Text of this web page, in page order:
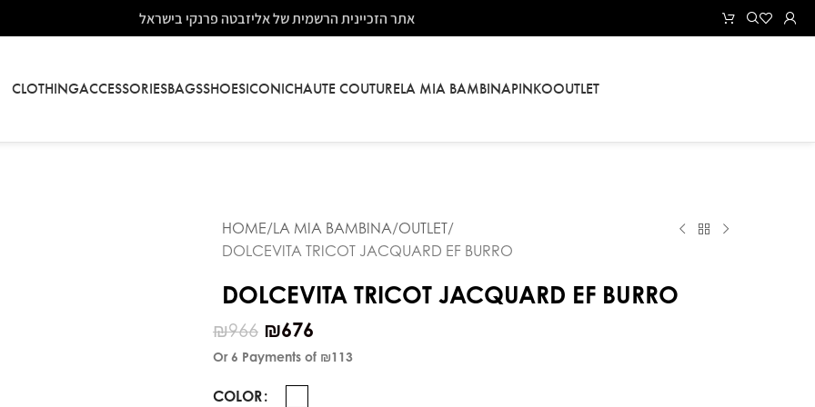
אתר הזכיינית הרשמית של אליזבטה פרנקי בישראל
CLOTHINGACCESSORIESBAGSSHOESICONICHAUTE COUTURELA MIA BAMBINAPINKOOUTLET
HOME LA MIA BAMBINA OUTLET
DOLCEVITA TRICOT JACQUARD EF BURRO
DOLCEVITA TRICOT JACQUARD EF BURRO
₪966 ₪676
Or 6 Payments of ₪113
COLOR